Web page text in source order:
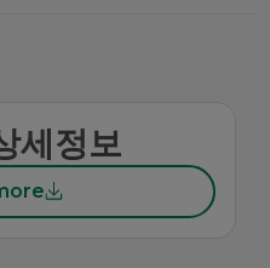
세정보